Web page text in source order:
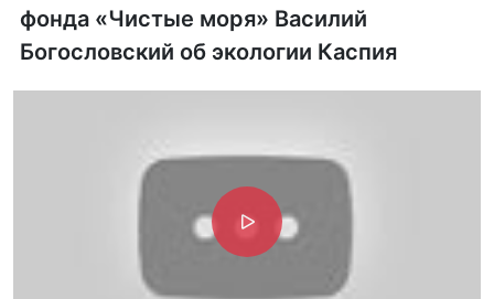
фонда «Чистые моря» Василий
Богословский об экологии Каспия